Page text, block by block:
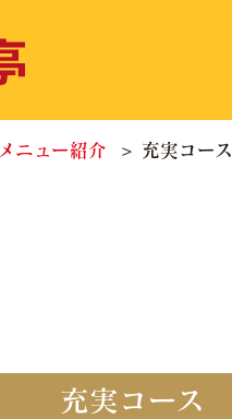
メニュー紹介 充実コース
充実コース